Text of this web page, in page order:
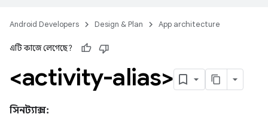
Android Developers Design & Plan App architecture
এটি কাজে লেগেছে?
<activity-alias>
সিনট্যাক্স: